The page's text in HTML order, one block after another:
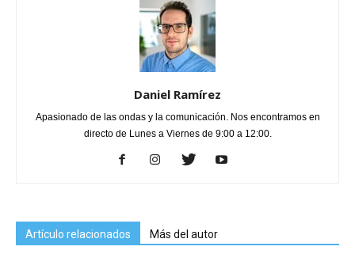
Daniel Ramírez
Apasionado de las ondas y la comunicación. Nos encontramos en
directo de Lunes a Viernes de 9:00 a 12:00.
Artículo relacionados Más del autor